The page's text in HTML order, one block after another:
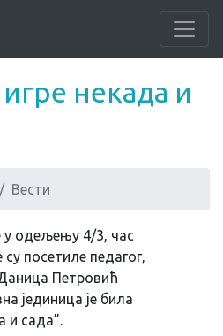
некада и
Вести
у одељењу 4/3, час
посетиле педагог,
Петровић
јединица је била
и сада”.